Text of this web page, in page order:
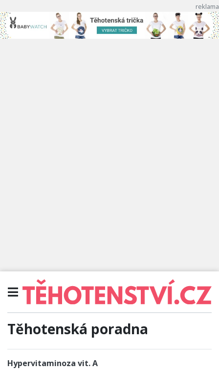
Těhotenská poradna
Hypervitaminoza vit. A